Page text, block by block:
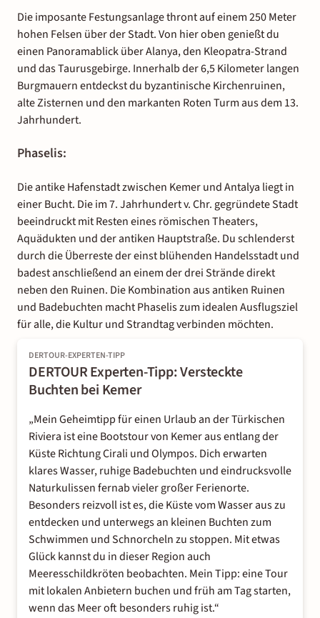
Die imposante Festungsanlage thront auf einem 250 Meter
hohen Felsen über der Stadt. Von hier oben genießt du
einen Panoramablick über Alanya, den Kleopatra-Strand
und das Taurusgebirge. Innerhalb der 6,5 Kilometer langen
Burgmauern entdeckst du byzantinische Kirchenruinen,
alte Zisternen und den markanten Roten Turm aus dem 13.
Jahrhundert.
Phaselis:
Die antike Hafenstadt zwischen Kemer und Antalya liegt in
einer Bucht. Die im 7. Jahrhundert v. Chr. gegründete Stadt
beeindruckt mit Resten eines römischen Theaters,
Aquädukten und der antiken Hauptstraße. Du schlenderst
durch die Überreste der einst blühenden Handelsstadt und
badest anschließend an einem der drei Strände direkt
neben den Ruinen. Die Kombination aus antiken Ruinen
und Badebuchten macht Phaselis zum idealen Ausflugsziel
für alle, die Kultur und Strandtag verbinden möchten.
DERTOUR-EXPERTEN-TIPP
DERTOUR Experten-Tipp: Versteckte
Buchten bei Kemer
„Mein Geheimtipp für einen Urlaub an der Türkischen
Riviera ist eine Bootstour von Kemer aus entlang der
Küste Richtung Cirali und Olympos. Dich erwarten
klares Wasser, ruhige Badebuchten und eindrucksvolle
Naturkulissen fernab vieler großer Ferienorte.
Besonders reizvoll ist es, die Küste vom Wasser aus zu
entdecken und unterwegs an kleinen Buchten zum
Schwimmen und Schnorcheln zu stoppen. Mit etwas
Glück kannst du in dieser Region auch
Meeresschildkröten beobachten. Mein Tipp: eine Tour
mit lokalen Anbietern buchen und früh am Tag starten,
wenn das Meer oft besonders ruhig ist.“